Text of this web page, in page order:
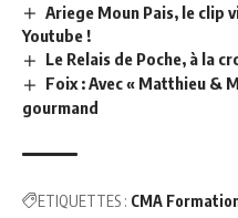
Ariege Moun Pais, le clip
Youtube !
Le Relais de Poche, à la
Foix : Avec « Matthieu &
gourmand
ETIQUETTES : CMA